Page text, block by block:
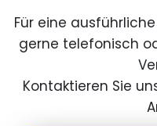
Für eine
gerne telefonisch
Kontaktieren Sie